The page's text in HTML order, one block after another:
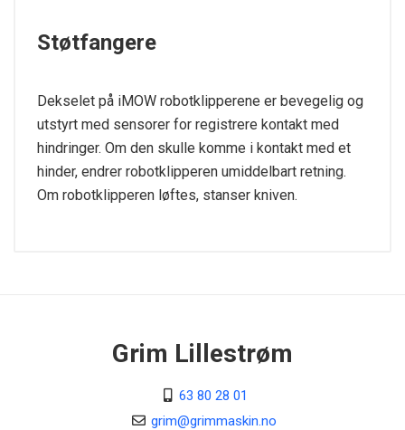
Støtfangere
Dekselet på iMOW robotklipperene er bevegelig og
utstyrt med sensorer for registrere kontakt med
hindringer. Om den skulle komme i kontakt med et
hinder, endrer robotklipperen umiddelbart retning.
Om robotklipperen løftes, stanser kniven.
Grim Lillestrøm
63 80 28 01
grim@grimmaskin.no